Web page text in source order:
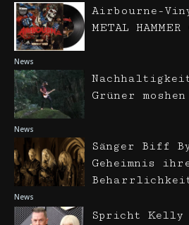
News
Airbourne-
METAL
News
Grüner moshen
News
Sänger Biff
Geheimnis
Spricht Kelly